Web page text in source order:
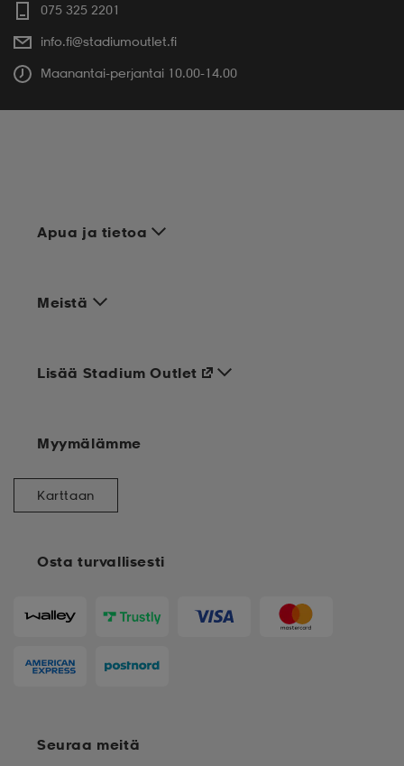
075 325 2201
info.fi@stadiumoutlet.fi
Maanantai-perjantai 10.00-14.00
Apua ja tietoa
Meistä
Osta turvallisesti
Lisää Stadium Outlet
Myymälämme
Karttaan
Seuraa meitä